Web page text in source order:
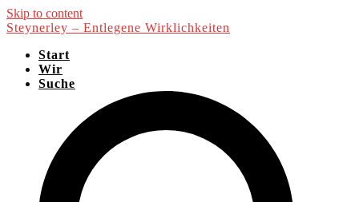
Skip to content
Steynerley – Entlegene Wirklichkeiten
Start
Wir
Suche